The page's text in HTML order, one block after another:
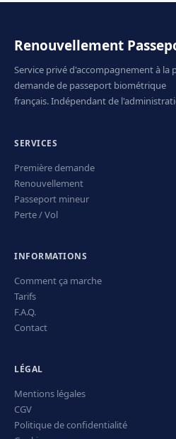
Renouvellement
Service privé d'accompagnement à la
demande de passeport biométrique
français. Indépendant de
SERVICES
Première demande
Renouvellement
Passeport mineur
Perte / Vol
INFORMATIONS
Comment ça marche
Tarifs
F.A.Q.
Contact
LÉGAL
Mentions légales
CGV
Politique de confidentialité